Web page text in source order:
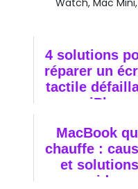
4 solutions
réparer un
tactile
sur iPhone
MacBook
chauffe :
et solutions
rapides